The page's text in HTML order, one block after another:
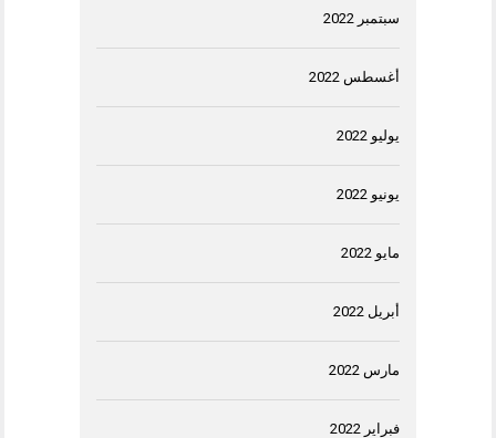
سبتمبر 2022
أغسطس 2022
يوليو 2022
يونيو 2022
مايو 2022
أبريل 2022
مارس 2022
فبراير 2022